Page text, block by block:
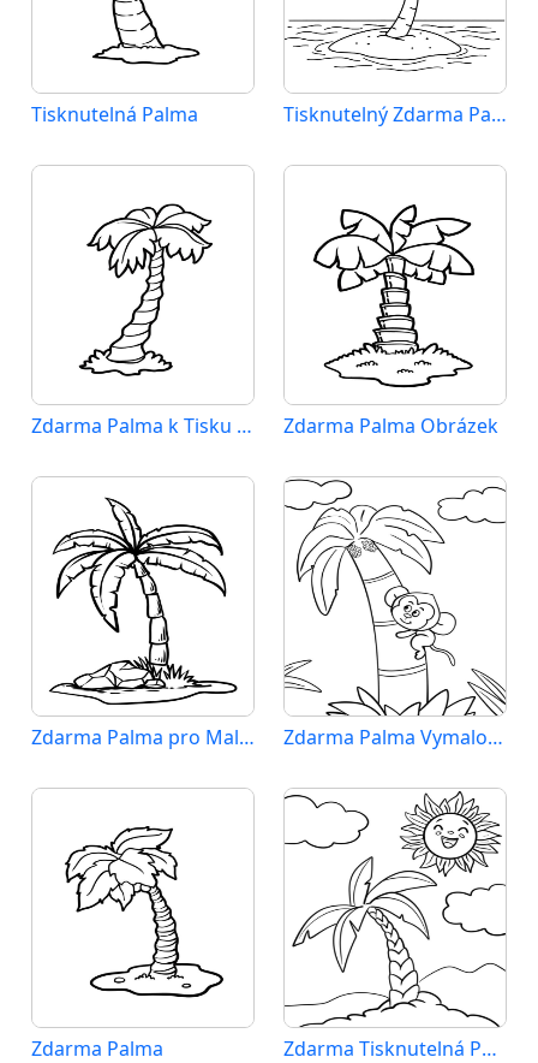
Tisknutelná Palma Tisknutelný Zdarma Palma
Zdarma Palma k Tisku pro Děti Zdarma Palma Obrázek
Zdarma Palma pro Malé Děti Zdarma Palma Vymalovatelné
Zdarma Palma Zdarma Tisknutelná Palma